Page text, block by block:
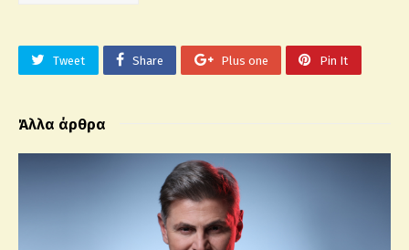
Tweet Share Plus one Pin It
Άλλα άρθρα